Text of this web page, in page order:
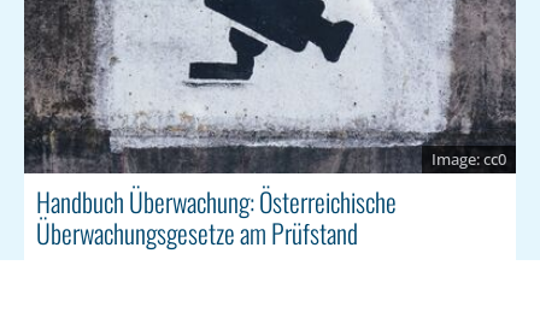
cc0
Handbuch Überwachung: Österreichische
Überwachungsgesetze am Prüfstand